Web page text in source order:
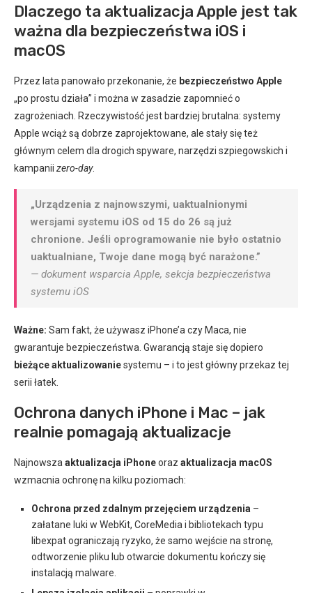
Dlaczego ta aktualizacja Apple jest tak
ważna dla bezpieczeństwa iOS i
macOS
Przez lata panowało przekonanie, że bezpieczeństwo Apple
„po prostu działa” i można w zasadzie zapomnieć o
zagrożeniach. Rzeczywistość jest bardziej brutalna: systemy
Apple wciąż są dobrze zaprojektowane, ale stały się też
głównym celem dla drogich spyware, narzędzi szpiegowskich i
kampanii zero-day.
„Urządzenia z najnowszymi, uaktualnionymi
wersjami systemu iOS od 15 do 26 są już
chronione. Jeśli oprogramowanie nie było ostatnio
uaktualniane, Twoje dane mogą być narażone.”
— dokument wsparcia Apple, sekcja bezpieczeństwa
systemu iOS
Ważne: Sam fakt, że używasz iPhone’a czy Maca, nie
gwarantuje bezpieczeństwa. Gwarancją staje się dopiero
bieżące aktualizowaniesystemu – i to jest główny przekaz tej
serii łatek.
Ochrona danych iPhone i Mac – jak
realnie pomagają aktualizacje
Najnowsza aktualizacja iPhoneoraz aktualizacja macOS
wzmacnia ochronę na kilku poziomach:
Ochrona przed zdalnym przejęciem urządzenia –
załatane luki w WebKit, CoreMedia i bibliotekach typu
libexpat ograniczają ryzyko, że samo wejście na stronę,
odtworzenie pliku lub otwarcie dokumentu kończy się
instalacją malware.